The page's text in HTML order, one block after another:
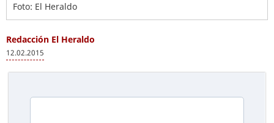
Foto: El Heraldo
Redacción El Heraldo
12.02.2015